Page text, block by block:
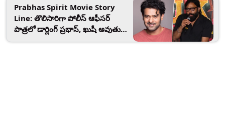
Prabhas Spirit Movie Story
Line: తొలిసారిగా పోలీస్ ఆఫీసర్
పాత్రలో డార్లింగ్ ప్రభాస్, ఖుషీ అవుతున్న